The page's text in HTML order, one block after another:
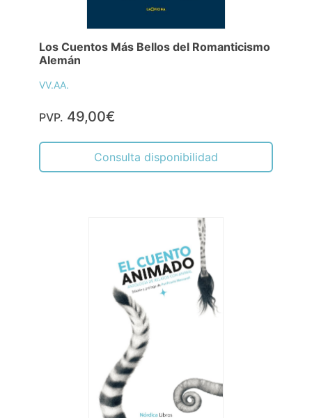
Los Cuentos Más Bellos del Romanticismo
Alemán
VV.AA.
PVP. 49,00€
Consulta disponibilidad